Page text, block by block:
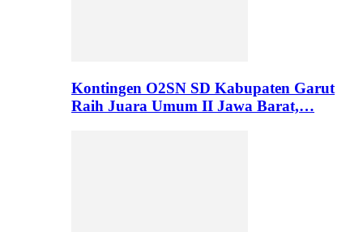
Kontingen O2SN SD Kabupaten Garut
Raih Juara Umum II Jawa Barat,…